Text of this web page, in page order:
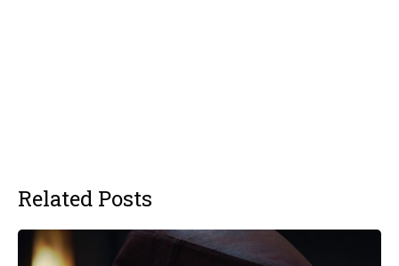
Related Posts